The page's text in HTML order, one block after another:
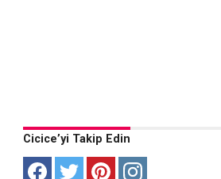
Cicice’yi Takip Edin